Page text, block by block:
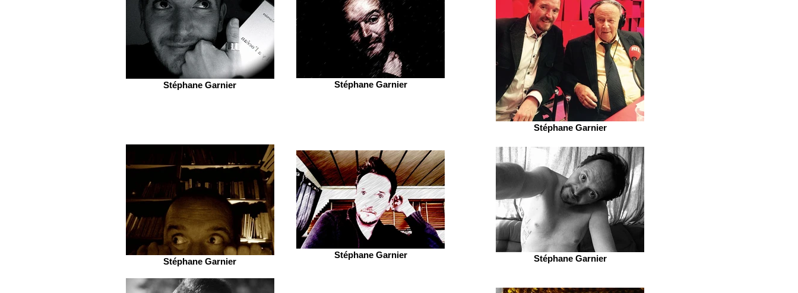
Stéphane Garnier Stéphane Garnier
Stéphane Garnier
Stéphane Garnier
Stéphane Garnier Stéphane Garnier